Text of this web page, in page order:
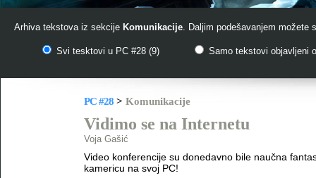
Arhiva tekstova iz sekcije Komunikacije. Daljim podešavanjem možete
Svi tesktovi u PC #28 (9) Samo tekstovi objavljeni
PC #28 > Komunikacije
Vidimo se na Internetu
Voja Gašić
Video konferencije su donedavno bile naučna
kamericu na svoj PC!